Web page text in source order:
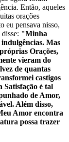
Então, aqueles
orações
eu pensava nisso,
"Minha
Mas
Orações,
vieram do
de quantas
castigos
Satisfação é tal
de Amor,
Além disso,
Amor encontra
possa trazer